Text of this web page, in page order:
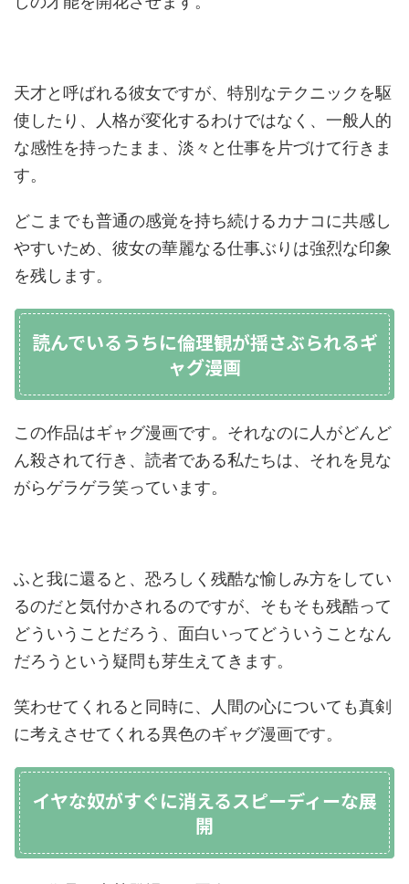
天才と呼ばれる彼女ですが、特別なテクニックを駆
使したり、人格が変化するわけではなく、一般人的
な感性を持ったまま、淡々と仕事を片づけて行きま
す。
どこまでも普通の感覚を持ち続けるカナコに共感し
やすいため、彼女の華麗なる仕事ぶりは強烈な印象
を残します。
読んでいるうちに倫理観が揺さぶられるギ
ャグ漫画
この作品はギャグ漫画です。それなのに人がどんど
ん殺されて行き、読者である私たちは、それを見な
がらゲラゲラ笑っています。
ふと我に還ると、恐ろしく残酷な愉しみ方をしてい
るのだと気付かされるのですが、そもそも残酷って
どういうことだろう、面白いってどういうことなん
だろうという疑問も芽生えてきます。
笑わせてくれると同時に、人間の心についても真剣
に考えさせてくれる異色のギャグ漫画です。
イヤな奴がすぐに消えるスピーディーな展
開